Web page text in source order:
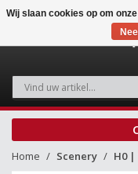
Home Scenery H0 |
Wij slaan cookies op om
Nee